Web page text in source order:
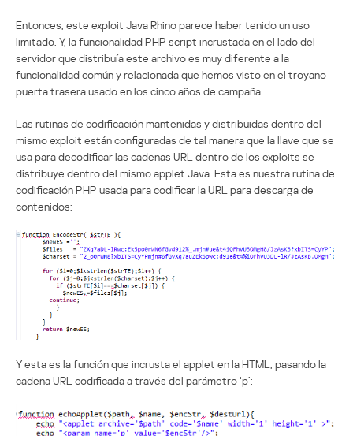
Entonces, este exploit Java Rhino parece haber tenido un uso
limitado. Y, la funcionalidad PHP script incrustada en el lado del
servidor que distribuía este archivo es muy diferente a la
funcionalidad común y relacionada que hemos visto en el troyano
puerta trasera usado en los cinco años de campaña.
Las rutinas de codificación mantenidas y distribuidas dentro del
mismo exploit están configuradas de tal manera que la llave que se
usa para decodificar las cadenas URL dentro de los exploits se
distribuye dentro del mismo applet Java. Esta es nuestra rutina de
codificación PHP usada para codificar la URL para descarga de
contenidos:
Y esta es la función que incrusta el applet en la HTML, pasando la
cadena URL codificada a través del parámetro ‘p’: